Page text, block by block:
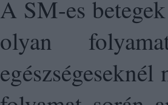
A SM-es
olyan